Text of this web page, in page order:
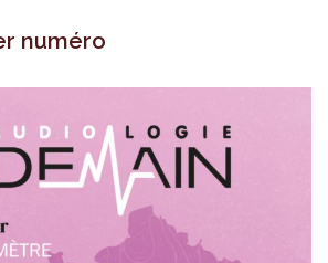
numéro